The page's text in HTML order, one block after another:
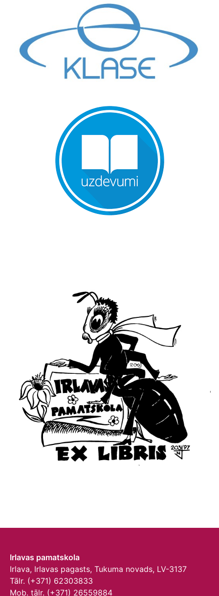
Irlavas pamatskola
Irlava, Irlavas pagasts, Tukuma novads, LV-3137
Tālr. (+371) 62303833
Mob. tālr. (+371) 26559884